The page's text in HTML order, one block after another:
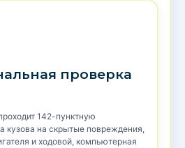
проверка
142-пунктную
кузова на скрытые повреждения,
и ходовой, компьютерная